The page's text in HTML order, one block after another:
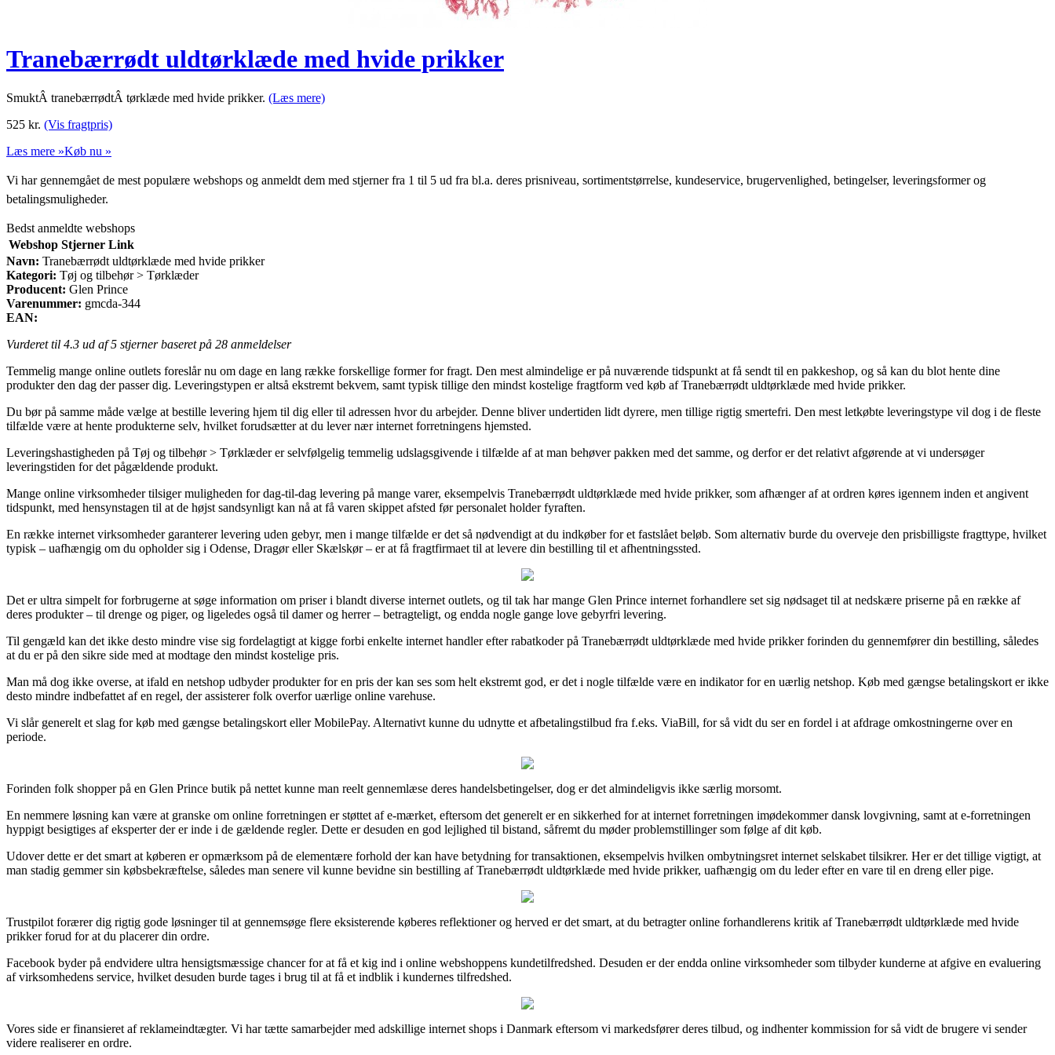
Tranebærrødt uldtørklæde med hvide prikker
SmuktÂ tranebærrødtÂ tørklæde med hvide prikker. (Læs mere)
525 kr. (Vis fragtpris)
Læs mere »Køb nu »
Vi har gennemgået de mest populære webshops og anmeldt dem med stjerner fra 1 til 5 ud fra bl.a. deres prisniveau, sortimentstørrelse, kundeservice, brugervenlighed, betingelser, leveringsformer og
betalingsmuligheder.
Bedst anmeldte webshops
Webshop Stjerner Link
Navn: Tranebærrødt uldtørklæde med hvide prikker
Kategori: Tøj og tilbehør > Tørklæder
Producent: Glen Prince
Varenummer: gmcda-344
EAN:
Vurderet til 4.3 ud af 5 stjerner baseret på 28 anmeldelser
Temmelig mange online outlets foreslår nu om dage en lang række forskellige former for fragt. Den mest almindelige er på nuværende tidspunkt at få sendt til en pakkeshop, og så kan du blot hente dine
produkter den dag der passer dig. Leveringstypen er altså ekstremt bekvem, samt typisk tillige den mindst kostelige fragtform ved køb af Tranebærrødt uldtørklæde med hvide prikker.
Du bør på samme måde vælge at bestille levering hjem til dig eller til adressen hvor du arbejder. Denne bliver undertiden lidt dyrere, men tillige rigtig smertefri. Den mest letkøbte leveringstype vil dog i de fleste
tilfælde være at hente produkterne selv, hvilket forudsætter at du lever nær internet forretningens hjemsted.
Leveringshastigheden på Tøj og tilbehør > Tørklæder er selvfølgelig temmelig udslagsgivende i tilfælde af at man behøver pakken med det samme, og derfor er det relativt afgørende at vi undersøger
leveringstiden for det pågældende produkt.
Mange online virksomheder tilsiger muligheden for dag-til-dag levering på mange varer, eksempelvis Tranebærrødt uldtørklæde med hvide prikker, som afhænger af at ordren køres igennem inden et angivent
tidspunkt, med hensynstagen til at de højst sandsynligt kan nå at få varen skippet afsted før personalet holder fyraften.
En række internet virksomheder garanterer levering uden gebyr, men i mange tilfælde er det så nødvendigt at du indkøber for et fastslået beløb. Som alternativ burde du overveje den prisbilligste fragttype, hvilket
typisk – uafhængig om du opholder sig i Odense, Dragør eller Skælskør – er at få fragtfirmaet til at levere din bestilling til et afhentningssted.
Det er ultra simpelt for forbrugerne at søge information om priser i blandt diverse internet outlets, og til tak har mange Glen Prince internet forhandlere set sig nødsaget til at nedskære priserne på en række af
deres produkter – til drenge og piger, og ligeledes også til damer og herrer – betragteligt, og endda nogle gange love gebyrfri levering.
Til gengæld kan det ikke desto mindre vise sig fordelagtigt at kigge forbi enkelte internet handler efter rabatkoder på Tranebærrødt uldtørklæde med hvide prikker forinden du gennemfører din bestilling, således
at du er på den sikre side med at modtage den mindst kostelige pris.
Man må dog ikke overse, at ifald en netshop udbyder produkter for en pris der kan ses som helt ekstremt god, er det i nogle tilfælde være en indikator for en uærlig netshop. Køb med gængse betalingskort er ikke
desto mindre indbefattet af en regel, der assisterer folk overfor uærlige online varehuse.
Vi slår generelt et slag for køb med gængse betalingskort eller MobilePay. Alternativt kunne du udnytte et afbetalingstilbud fra f.eks. ViaBill, for så vidt du ser en fordel i at afdrage omkostningerne over en
periode.
Forinden folk shopper på en Glen Prince butik på nettet kunne man reelt gennemlæse deres handelsbetingelser, dog er det almindeligvis ikke særlig morsomt.
En nemmere løsning kan være at granske om online forretningen er støttet af e-mærket, eftersom det generelt er en sikkerhed for at internet forretningen imødekommer dansk lovgivning, samt at e-forretningen
hyppigt besigtiges af eksperter der er inde i de gældende regler. Dette er desuden en god lejlighed til bistand, såfremt du møder problemstillinger som følge af dit køb.
Udover dette er det smart at køberen er opmærksom på de elementære forhold der kan have betydning for transaktionen, eksempelvis hvilken ombytningsret internet selskabet tilsikrer. Her er det tillige vigtigt, at
man stadig gemmer sin købsbekræftelse, således man senere vil kunne bevidne sin bestilling af Tranebærrødt uldtørklæde med hvide prikker, uafhængig om du leder efter en vare til en dreng eller pige.
Trustpilot forærer dig rigtig gode løsninger til at gennemsøge flere eksisterende køberes reflektioner og herved er det smart, at du betragter online forhandlerens kritik af Tranebærrødt uldtørklæde med hvide
prikker forud for at du placerer din ordre.
Facebook byder på endvidere ultra hensigtsmæssige chancer for at få et kig ind i online webshoppens kundetilfredshed. Desuden er der endda online virksomheder som tilbyder kunderne at afgive en evaluering
af virksomhedens service, hvilket desuden burde tages i brug til at få et indblik i kundernes tilfredshed.
Vores side er finansieret af reklameindtægter. Vi har tætte samarbejder med adskillige internet shops i Danmark eftersom vi markedsfører deres tilbud, og indhenter kommission for så vidt de brugere vi sender
videre realiserer en ordre.